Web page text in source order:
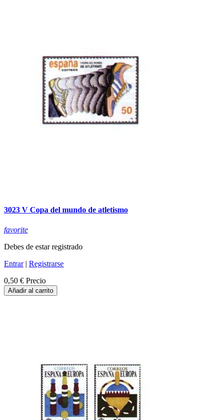
3023 V Copa del mundo de atletismo
favorite
Debes de estar registrado
Entrar| Registrarse
0,50 € Precio
Añadir al carrito